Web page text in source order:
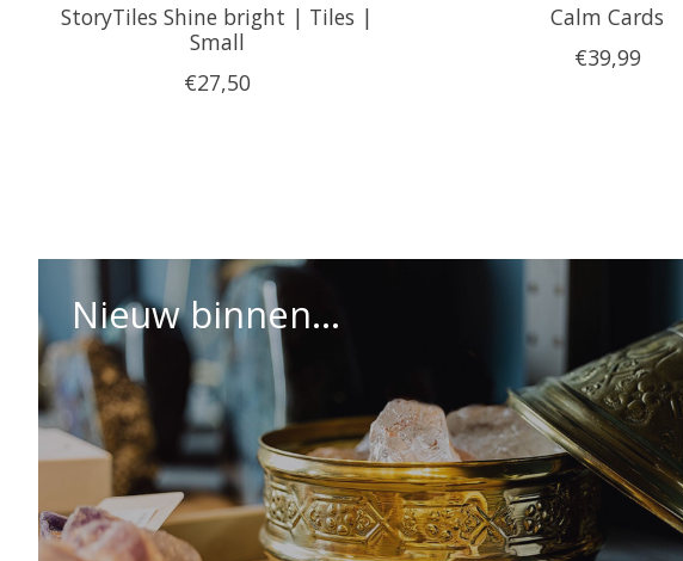
StoryTiles Shine bright | Tiles |
Small
€27,50
Calm Cards
€39,99
Nieuw binnen...